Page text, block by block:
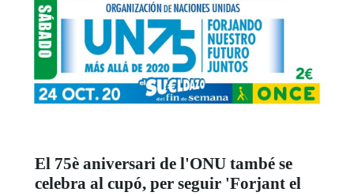
El 75è aniversari de l'ONU també se
celebra al cupó, per seguir 'Forjant el